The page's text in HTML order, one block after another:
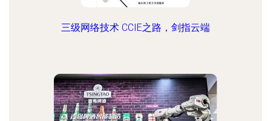
三级网络技术 CCIE之路，剑指云端